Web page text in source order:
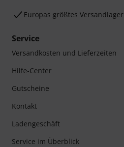
Europas größtes Versandlager
Service
Versandkosten und Lieferzeiten
Hilfe-Center
Gutscheine
Kontakt
Ladengeschäft
Service im Überblick